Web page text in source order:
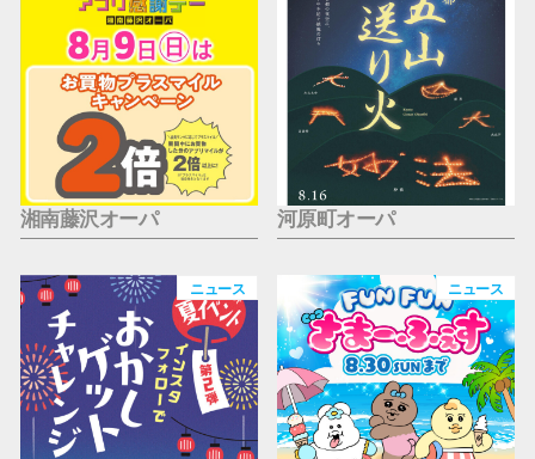
湘南藤沢オーパ 河原町オーパ
ニュース ニュース